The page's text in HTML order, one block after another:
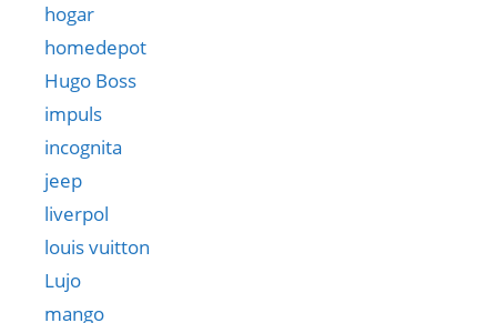
hogar
homedepot
Hugo Boss
impuls
incognita
jeep
liverpol
louis vuitton
Lujo
mango